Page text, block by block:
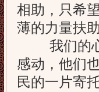
相助，只希
薄的力量扶
我们的心
感动，他们
民的一片寄